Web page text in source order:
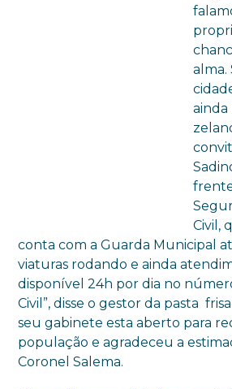
alma.
Civil,
conta com a Guarda Municipal
viaturas rodando e ainda
disponível 24h por dia no
Civil”, disse o gestor da pasta
seu gabinete esta aberto para
população e agradeceu a
Coronel Salema.